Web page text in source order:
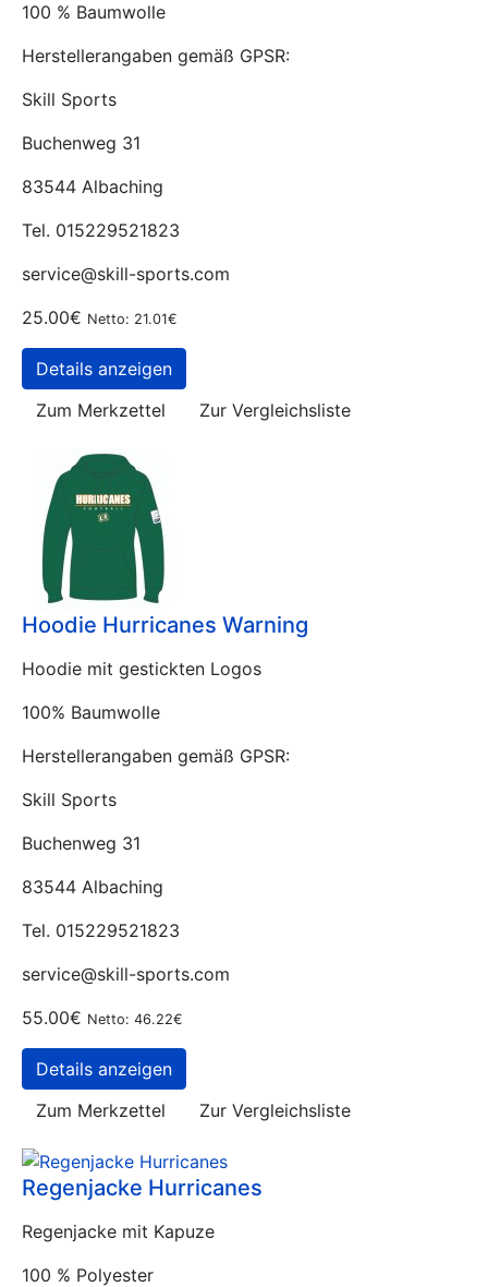
100 % Baumwolle
Herstellerangaben gemäß GPSR:
Skill Sports
Buchenweg 31
83544 Albaching
Tel. 015229521823
service@skill-sports.com
25.00€ Netto: 21.01€
Details anzeigen
Zum Merkzettel
Zur Vergleichsliste
Hoodie Hurricanes Warning
Hoodie mit gestickten Logos
100% Baumwolle
Herstellerangaben gemäß GPSR:
Skill Sports
Buchenweg 31
83544 Albaching
Tel. 015229521823
service@skill-sports.com
55.00€ Netto: 46.22€
Details anzeigen
Zum Merkzettel
Zur Vergleichsliste
Regenjacke Hurricanes
Regenjacke mit Kapuze
100 % Polyester